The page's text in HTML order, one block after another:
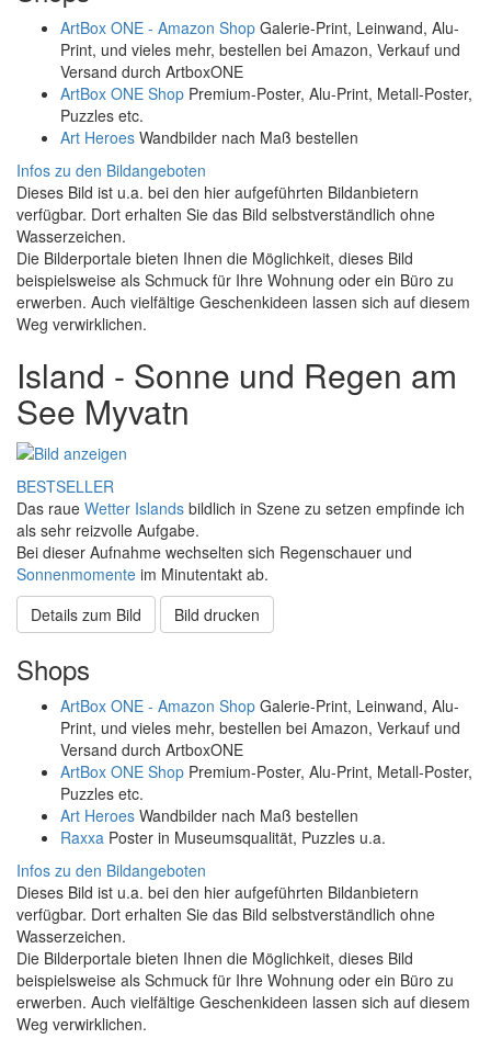
ArtBox ONE - Amazon Shop Galerie-Print, Leinwand, Alu-
Print, und vieles mehr, bestellen bei Amazon, Verkauf und
Versand durch ArtboxONE
ArtBox ONE Shop Premium-Poster, Alu-Print, Metall-Poster,
Puzzles etc.
Art Heroes Wandbilder nach Maß bestellen
Infos zu den Bildangeboten
Dieses Bild ist u.a. bei den hier aufgeführten Bildanbietern
verfügbar. Dort erhalten Sie das Bild selbstverständlich ohne
Wasserzeichen.
Die Bilderportale bieten Ihnen die Möglichkeit, dieses Bild
beispielsweise als Schmuck für Ihre Wohnung oder ein Büro zu
erwerben. Auch vielfältige Geschenkideen lassen sich auf diesem
Weg verwirklichen.
Island - Sonne und Regen am
See Myvatn
BESTSELLER
Das raue Wetter Islands bildlich in Szene zu setzen empfinde ich
als sehr reizvolle Aufgabe.
Bei dieser Aufnahme wechselten sich Regenschauer und
Sonnenmomente im Minutentakt ab.
Details zum Bild
Bild drucken
Shops
ArtBox ONE - Amazon Shop Galerie-Print, Leinwand, Alu-
Print, und vieles mehr, bestellen bei Amazon, Verkauf und
Versand durch ArtboxONE
ArtBox ONE Shop Premium-Poster, Alu-Print, Metall-Poster,
Puzzles etc.
Art Heroes Wandbilder nach Maß bestellen
Raxxa Poster in Museumsqualität, Puzzles u.a.
Infos zu den Bildangeboten
Dieses Bild ist u.a. bei den hier aufgeführten Bildanbietern
verfügbar. Dort erhalten Sie das Bild selbstverständlich ohne
Wasserzeichen.
Die Bilderportale bieten Ihnen die Möglichkeit, dieses Bild
beispielsweise als Schmuck für Ihre Wohnung oder ein Büro zu
erwerben. Auch vielfältige Geschenkideen lassen sich auf diesem
Weg verwirklichen.